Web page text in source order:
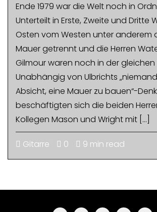
Ende 1979 war die Welt noch in
Unterteilt in Erste, Zweite und Dritte
Osten vom Westen unter anderem
Mauer getrennt und die Herren
Gilmour waren noch in der gleichen
Unabhängig von Ulbrichts
Absicht, eine Mauer zu bauen“-
beschäftigten sich die beiden
Kollegen Mason und Wright mit […]
Gitarre 0 9 min read